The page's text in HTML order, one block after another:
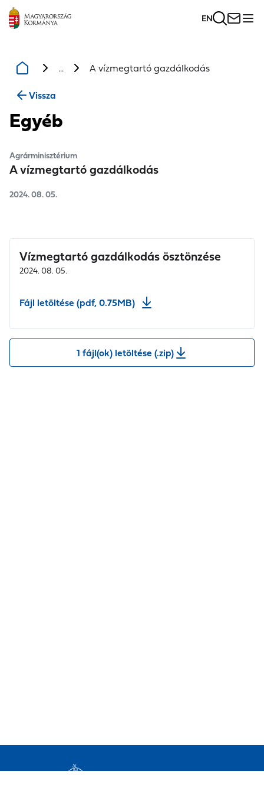
EN
...
A vízmegtartó gazdálkodás
Vissza
Egyéb
Agrárminisztérium
A vízmegtartó gazdálkodás
2024. 08. 05.
Vízmegtartó gazdálkodás ösztönzése
2024. 08. 05.
Fájl letöltése (pdf, 0.75MB)
1 fájl(ok) letöltése (.zip)